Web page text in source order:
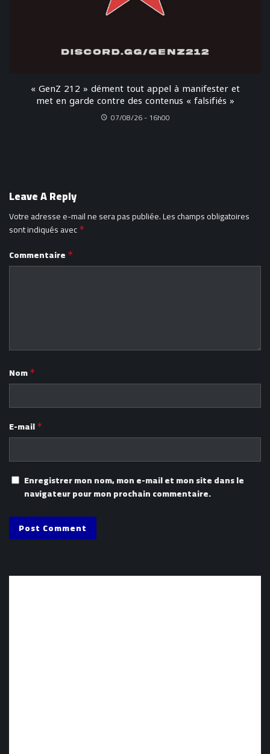
« GenZ 212 » dément tout appel à manifester et
met en garde contre des contenus « falsifiés »
07/08/26 - 16h00
Leave A Reply
Votre adresse e-mail ne sera pas publiée.Les champs obligatoires
sont indiqués avec *
Commentaire *
Nom *
E-mail *
Enregistrer mon nom, mon e-mail et mon site dans le
navigateur pour mon prochain commentaire.